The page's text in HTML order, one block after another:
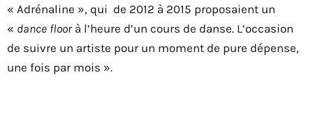
« Adrénaline », qui de 2012 à 2015 proposaient un
« dance floorà l’heure d’un cours de danse. L’occasion
de suivre un artiste pour un moment de pure dépense,
une fois par mois ».